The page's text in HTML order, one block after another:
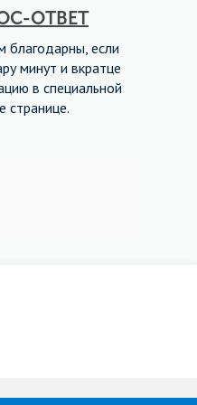
ОТВЕТ
если
минут и вкратце
в специальной
странице.